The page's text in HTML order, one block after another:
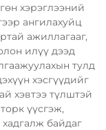
хэрэглээний
ангилахуйц
ажиллагааг,
илүү дээд
тулд
хэсгүүдийг
хэвтээ түлштэй
үүсгэж,
байдаг